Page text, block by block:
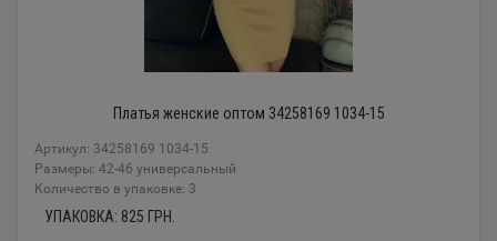
Платья женские оптом 34258169 1034-15
Артикул: 34258169 1034-15
Размеры: 42-46 универсальный
Количество в упаковке: 3
УПАКОВКА: 825 ГРН.